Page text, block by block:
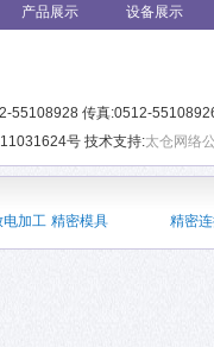
产品展示 设备展示
55108928 传真:0512-
号 技术支持:太仓网络
电加工 精密模具 精密